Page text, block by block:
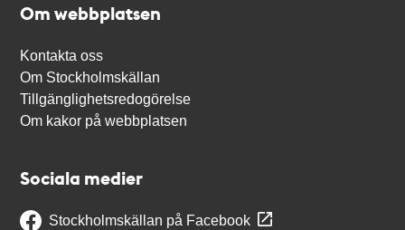
Om webbplatsen
Kontakta oss
Om Stockholmskällan
Tillgänglighetsredogörelse
Om kakor på webbplatsen
Sociala medier
Stockholmskällan på Facebook